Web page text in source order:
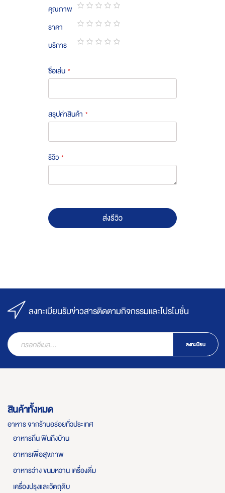
คุณภาพ
1
star
2
stars
3
stars
4
stars
5
stars
ราคา
1
star
2
stars
3
stars
4
stars
5
stars
บริการ
ชื่อเล่น
สรุปค่าสินค้า
รีวิว
ส่งรีวิว
ลงทะเบียนรับข่าวสารติดตามกิจกรรมและโปรโมชั่น
ลงทะเบียน
สินค้าทั้งหมด
อาหาร จากร้านอร่อยทั่วประเทศ
อาหารถิ่น ฟินถึงบ้าน
อาหารเพื่อสุขภาพ
อาหารว่าง ขนมหวาน เครื่องดื่ม
เครื่องปรุงและวัตถุดิบ